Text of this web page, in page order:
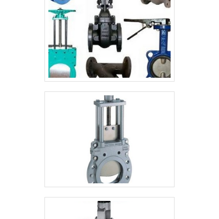
tenha um transmissor de pressão industrial
com excelente custo-benefício. Ainda
tratando-se de transmissor de pressão
industrial, deve-se descartar empresas
que não tenham produtos e serviços com
ótima qualidade e assertividade, pontos
importantes que ficam de fora no
planejamento de empresas que visam
apenas o lucro.Tudo isso e muito mais são
os motivos pelos quais a JCN é
comprometida com os serviços quando se
trata do segmento de válvulas e conexões.
O foco é entregar sempre a qualidade final
para fidelização do cliente com parcerias
duradouras. O time é composto por
especialistas em soldagens GTAW, GMAW
e JMAW, que terão o maior prazer em
auxiliar com suas dúvidas.QUALIDADE